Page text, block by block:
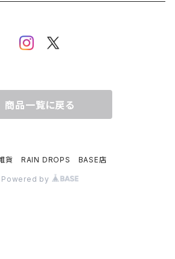
商品一覧に戻る
貨 RAIN DROPS BASE店
Powered by